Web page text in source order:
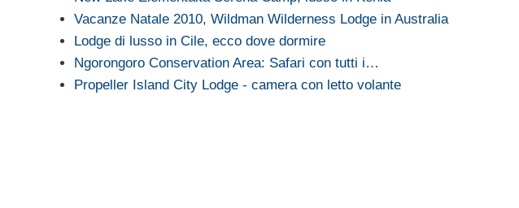
Vacanze Natale 2010, Wildman Wilderness Lodge in Australia
Lodge di lusso in Cile, ecco dove dormire
Ngorongoro Conservation Area: Safari con tutti i…
Propeller Island City Lodge - camera con letto volante